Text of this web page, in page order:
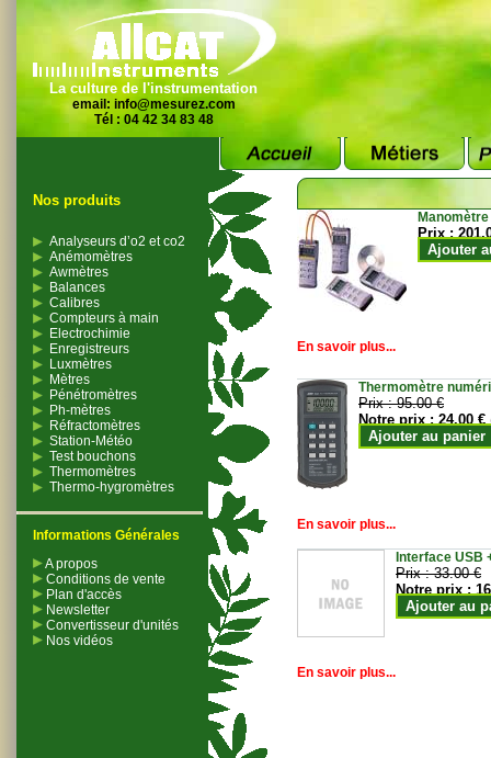
La culture de l'instrumentation
email: info@mesurez.com
Tél : 04 42 34 83 48
Nos produits
Analyseurs d’o2 et co2
Anémomètres
Awmètres
Balances
Calibres
Compteurs à main
Electrochimie
Enregistreurs
Luxmètres
Mètres
Pénétromètres
Ph-mètres
Réfractomètres
Station-Météo
Test bouchons
Thermomètres
Thermo-hygromètres
Informations Générales
A propos
Conditions de vente
Plan d'accès
Newsletter
Convertisseur d'unités
Nos vidéos
Prix :
Ajouter
En savoir plus...
Thermomètre
Prix :95.00 €
Notre prix :24.00 €
Ajouter au panier
En savoir plus...
Interface USB
Prix :33.00 €
Notre prix :
Ajouter au
En savoir plus...